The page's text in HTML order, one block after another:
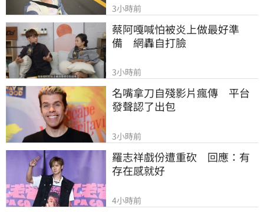
3小時前
蔡阿嘎喊怕被炎上做最好準
備　網轟自打臉
3小時前
名嘴拿刀自殘影片瘋傳　平台
發聲認了出包
3小時前
羅志祥戲份遭重砍　回應：有
存在感就好
4小時前